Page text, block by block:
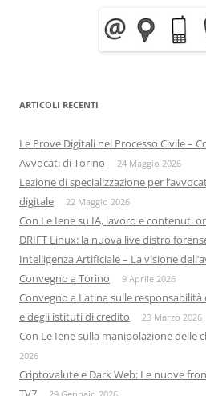
ARTICOLI RECENTI
Le Prove Digitali nel Processo Civile –
Avvocati di Torino
24 Maggio 2026
Lezione di specializzazione per
digitale
22 Maggio 2026
Con Le Iene su IA, lavoro e contenuti
DRIFT Linux: la nuova live distro
Intelligenza Artificiale – La visione
Convegno a Torino
9 Aprile 2026
Convegno a Latina sulle
e degli istituti di credito
23 Marzo 2026
Con Le Iene sulla manipolazione delle
2026
Criptovalute e Dark Web: Le nuove